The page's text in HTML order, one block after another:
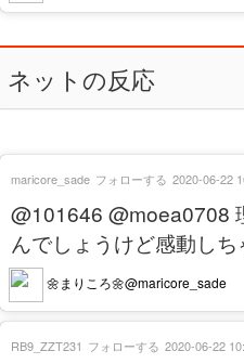
ネットの反応
@101646 @moea0708
んでしょうけど感動しち
🌼まりころ🌼@maricore_sade
maricore_sade フォローする 2020-06-22
RB9_ZZT231 フォローする 2020-06-22